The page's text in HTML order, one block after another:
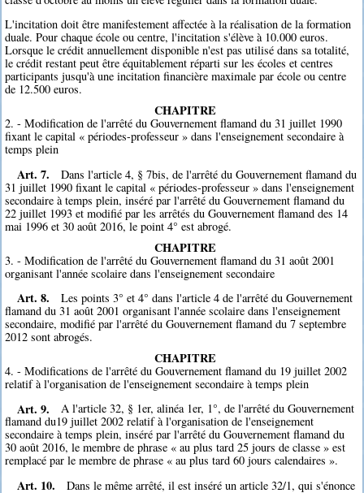
L'incitation doit être manifestement affectée à la réalisation de la formation
duale. Pour chaque école ou centre, l'incitation s'élève à 10.000 euros.
Lorsque le crédit annuellement disponible n'est pas utilisé dans sa totalité,
le crédit restant peut être équitablement réparti sur les écoles et centres
participants jusqu'à une incitation financière maximale par école ou centre
de 12.500 euros.
CHAPITRE
2. - Modification de l'arrêté du Gouvernement flamand du 31 juillet 1990
fixant le capital « périodes-professeur » dans l'enseignement secondaire à
temps plein
Art. 7.
Dans l'article 4, § 7bis, de l'arrêté du Gouvernement flamand du
31 juillet 1990 fixant le capital « périodes-professeur » dans l'enseignement
secondaire à temps plein, inséré par l'arrêté du Gouvernement flamand du
22 juillet 1993 et modifié par les arrêtés du Gouvernement flamand des 14
mai 1996 et 30 août 2016, le point 4° est abrogé.
CHAPITRE
3. - Modification de l'arrêté du Gouvernement flamand du 31 août 2001
organisant l'année scolaire dans l'enseignement secondaire
Art. 8.
Les points 3° et 4° dans l'article 4 de l'arrêté du Gouvernement
flamand du 31 août 2001 organisant l'année scolaire dans l'enseignement
secondaire, modifié par l'arrêté du Gouvernement flamand du 7 septembre
2012 sont abrogés.
CHAPITRE
4. - Modifications de l'arrêté du Gouvernement flamand du 19 juillet 2002
relatif à l'organisation de l'enseignement secondaire à temps plein
Art. 9.
A l'article 32, § 1er, alinéa 1er, 1°, de l'arrêté du Gouvernement
flamand du19 juillet 2002 relatif à l'organisation de l'enseignement
secondaire à temps plein, inséré par l'arrêté du Gouvernement flamand du
30 août 2016, le membre de phrase « au plus tard 25 jours de classe » est
remplacé par le membre de phrase « au plus tard 60 jours calendaires ».
Art. 10.
Dans le même arrêté, il est inséré un article 32/1, qui s'énonce